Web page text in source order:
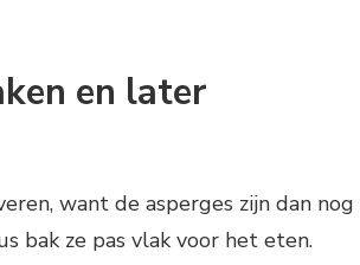
en later
want de asperges zijn dan nog
bak ze pas vlak voor het eten.